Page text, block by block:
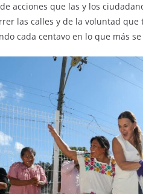
acciones que las y los
las calles y de la voluntad
cada centavo en lo que más